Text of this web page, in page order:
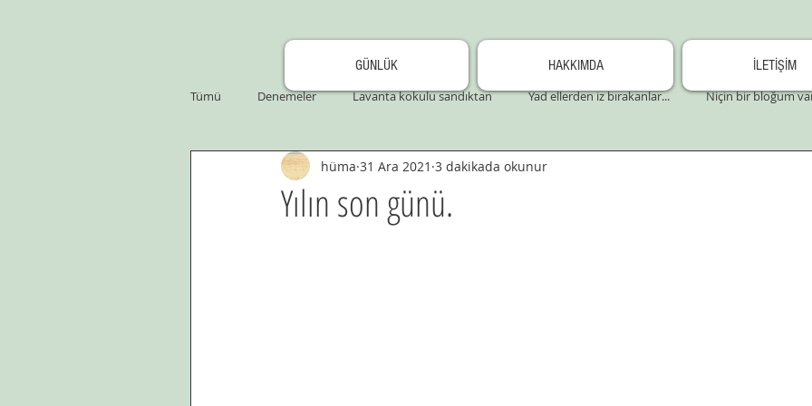
GÜNLÜK HAKKIMDA
İLETİŞİM
Tümü
Denemeler Lavanta kokulu sandıktan Yad ellerden iz bırakanlar... Niçin bir bloğum
Yılın son günü.
hüma 31 Ara 2021 3 dakikada okunur